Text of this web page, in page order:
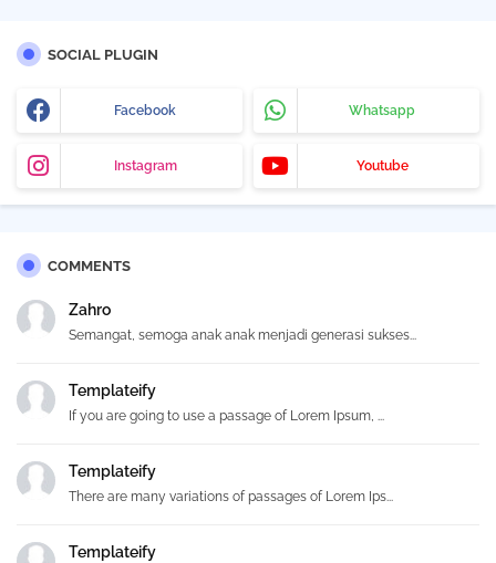
SOCIAL PLUGIN
Facebook Whatsapp
Instagram Youtube
COMMENTS
Zahro
Semangat, semoga anak anak menjadi generasi sukses...
Templateify
If you are going to use a passage of Lorem Ipsum, ...
Templateify
There are many variations of passages of Lorem Ips...
Templateify